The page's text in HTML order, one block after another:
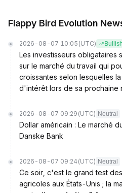
Flappy Bird Evolution
2026-08-07 10:05 (UTC) Bullish
Les investisseurs obligataires
sur le marché du travail qui
croissantes selon lesquelles
d'intérêt lors de sa prochaine
2026-08-07 09:29 (UTC) Neutral
Dollar américain : Le marché
Danske Bank
2026-08-07 09:24 (UTC) Neutral
Ce soir, c'est le grand test
agricoles aux États-Unis ; la